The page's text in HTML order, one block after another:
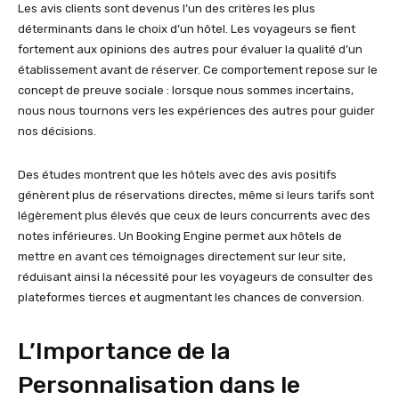
Les avis clients sont devenus l’un des critères les plus
déterminants dans le choix d’un hôtel. Les voyageurs se fient
fortement aux opinions des autres pour évaluer la qualité d’un
établissement avant de réserver. Ce comportement repose sur le
concept de preuve sociale : lorsque nous sommes incertains,
nous nous tournons vers les expériences des autres pour guider
nos décisions.
Des études montrent que les hôtels avec des avis positifs
génèrent plus de réservations directes, même si leurs tarifs sont
légèrement plus élevés que ceux de leurs concurrents avec des
notes inférieures. Un Booking Engine permet aux hôtels de
mettre en avant ces témoignages directement sur leur site,
réduisant ainsi la nécessité pour les voyageurs de consulter des
plateformes tierces et augmentant les chances de conversion.
L’Importance de la
Personnalisation dans le